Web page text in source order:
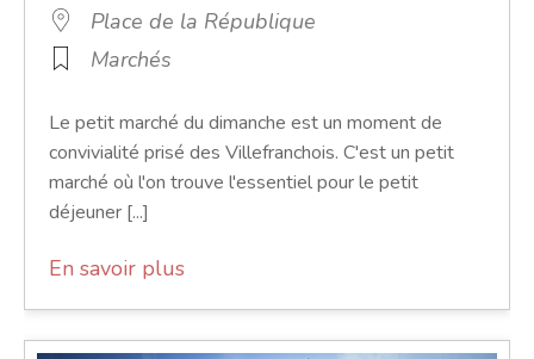
Place de la République
Marchés
Le petit marché du dimanche est un moment de
convivialité prisé des Villefranchois. C'est un petit
marché où l'on trouve l'essentiel pour le petit
déjeuner [...]
En savoir plus